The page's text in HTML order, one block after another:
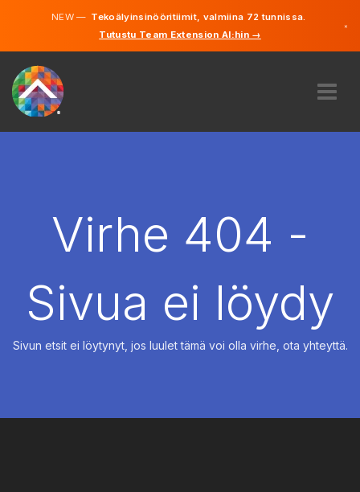
NEW —Tekoälyinsinööritiimit, valmiina 72 tunnissa.
Tutustu Team Extension AI:hin →
×
VUOKRAUS
Saksa
Englanti
Virhe 404 -
Sivua ei löydy
Sivun etsit ei löytynyt, jos luulet tämä voi olla virhe, ota yhteyttä.